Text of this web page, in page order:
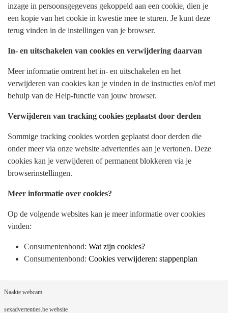
inzage in persoonsgegevens gekoppeld aan een cookie, dien je
een kopie van het cookie in kwestie mee te sturen. Je kunt deze
terug vinden in de instellingen van je browser.
In- en uitschakelen van cookies en verwijdering daarvan
Meer informatie omtrent het in- en uitschakelen en het
verwijderen van cookies kan je vinden in de instructies en/of met
behulp van de Help-functie van jouw browser.
Verwijderen van tracking cookies geplaatst door derden
Sommige tracking cookies worden geplaatst door derden die
onder meer via onze website advertenties aan je vertonen. Deze
cookies kan je verwijderen of permanent blokkeren via je
browserinstellingen.
Meer informatie over cookies?
Op de volgende websites kan je meer informatie over cookies
vinden:
Consumentenbond: Wat zijn cookies?
Consumentenbond: Cookies verwijderen: stappenplan
Naakte webcam
sexadvertenties.be website